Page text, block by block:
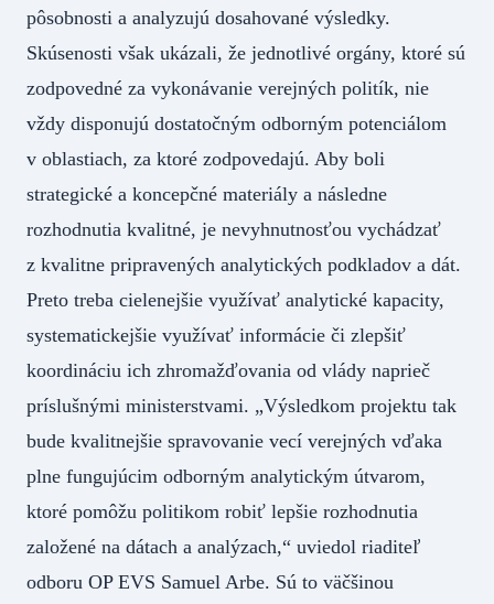
pôsobnosti a analyzujú dosahované výsledky.
Skúsenosti však ukázali, že jednotlivé orgány, ktoré sú
zodpovedné za vykonávanie verejných politík, nie
vždy disponujú dostatočným odborným potenciálom
v oblastiach, za ktoré zodpovedajú. Aby boli
strategické a koncepčné materiály a následne
rozhodnutia kvalitné, je nevyhnutnosťou vychádzať
z kvalitne pripravených analytických podkladov a dát.
Preto treba cielenejšie využívať analytické kapacity,
systematickejšie využívať informácie či zlepšiť
koordináciu ich zhromažďovania od vlády naprieč
príslušnými ministerstvami. „Výsledkom projektu tak
bude kvalitnejšie spravovanie vecí verejných vďaka
plne fungujúcim odborným analytickým útvarom,
ktoré pomôžu politikom robiť lepšie rozhodnutia
založené na dátach a analýzach,“ uviedol riaditeľ
odboru OP EVS Samuel Arbe. Sú to väčšinou